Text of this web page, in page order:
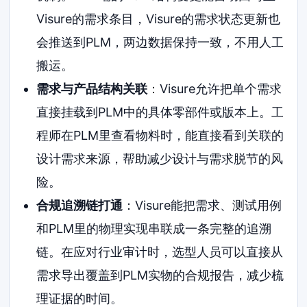
Visure的需求条目，Visure的需求状态更新也
会推送到PLM，两边数据保持一致，不用人工
搬运。
需求与产品结构关联：Visure允许把单个需求
直接挂载到PLM中的具体零部件或版本上。工
程师在PLM里查看物料时，能直接看到关联的
设计需求来源，帮助减少设计与需求脱节的风
险。
合规追溯链打通：Visure能把需求、测试用例
和PLM里的物理实现串联成一条完整的追溯
链。在应对行业审计时，选型人员可以直接从
需求导出覆盖到PLM实物的合规报告，减少梳
理证据的时间。